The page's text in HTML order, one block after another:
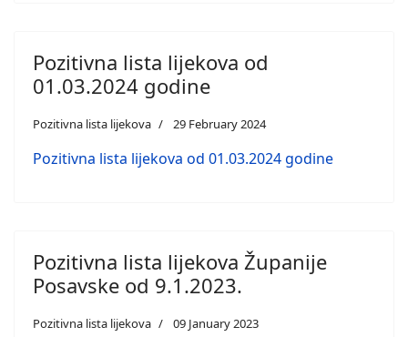
Pozitivna lista lijekova od
01.03.2024 godine
Pozitivna lista lijekova 29 February 2024
Pozitivna lista lijekova od 01.03.2024 godine
Pozitivna lista lijekova Županije
Posavske od 9.1.2023.
Pozitivna lista lijekova 09 January 2023